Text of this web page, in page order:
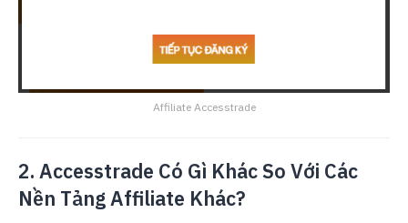
Affiliate Accesstrade
2. Accesstrade Có Gì Khác So Với Các
Nền Tảng Affiliate Khác?